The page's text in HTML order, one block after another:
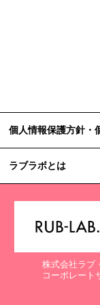
個人情報保護方針・
ラブラボとは
株式会社ラブ
コーポレート